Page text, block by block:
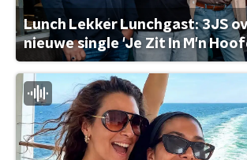
Lunch Lekker Lunchgast: 3JS
nieuwe single 'Je Zit In M'n